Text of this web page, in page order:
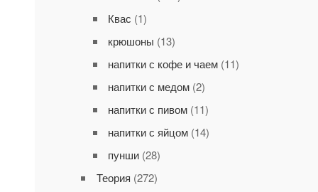
Квас (1)
крюшоны (13)
напитки с кофе и чаем(11)
напитки с медом(2)
напитки с пивом(11)
напитки с яйцом(14)
пунши(28)
Теория (272)